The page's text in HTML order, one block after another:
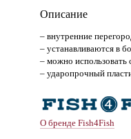
Описание
– внутренние
– устанавливаются в
– можно использовать
– ударопрочный
О бренде Fish4Fish